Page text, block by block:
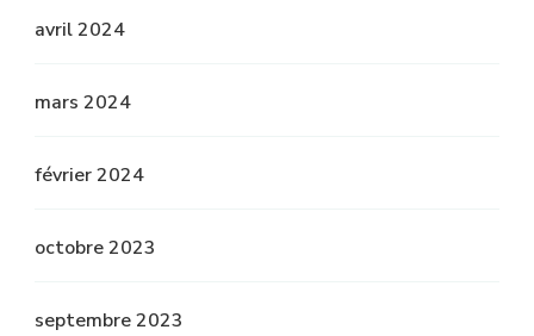
avril 2024
mars 2024
février 2024
octobre 2023
septembre 2023